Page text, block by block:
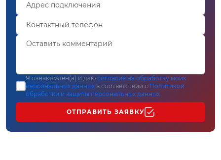
Я ознакомлен(а) и даю согласие на обработку моих
персональных данных в соответствии с Политикой
обработки и защиты персональных данных
ОТПРАВИТЬ ЗАЯВКУ